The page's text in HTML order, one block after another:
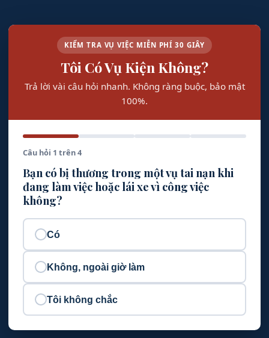
KIỂM TRA VỤ VIỆC MIỄN PHÍ 30 GIÂY
Tôi Có Vụ Kiện Không?
Trả lời vài câu hỏi nhanh. Không ràng buộc, bảo mật
100%.
Câu hỏi 1 trên 4
Bạn có bị thương trong một vụ tai nạn khi
đang làm việc hoặc lái xe vì công việc
không?
Có
Không, ngoài giờ làm
Tôi không chắc